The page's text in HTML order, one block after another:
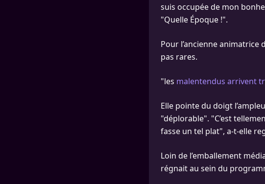
suis occupée de mon
"Quelle Époque !".
Pour l’ancienne
pas rares.
"les malentendus arrivent
Elle pointe du doigt
"déplorable". "C’est
fasse un tel plat", a-t-elle
Loin de l’emballement
régnait au sein du